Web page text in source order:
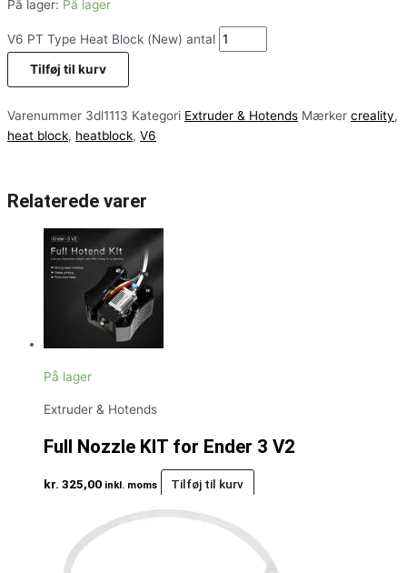
På lager: På lager
V6 PT Type Heat Block (New) antal
Tilføj til kurv
Varenummer 3dl1113 Kategori Extruder & Hotends Mærker creality,
heat block, heatblock, V6
Relaterede varer
På lager
Extruder & Hotends
Full Nozzle KIT for Ender 3 V2
kr. 325,00 inkl. moms Tilføj til kurv